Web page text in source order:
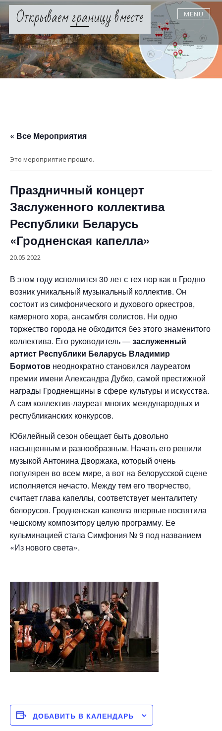
Skip
contentОткрываем границу вместе MENU
« Все Мероприятия
Это мероприятие прошло.
Праздничный концерт
Заслуженного коллектива
Республики Беларусь
«Гродненская капелла»
20.05.2022
В этом году исполнится 30 лет с тех пор как в Гродно
возник уникальный музыкальный коллектив. Он
состоит из симфонического и духового оркестров,
камерного хора, ансамбля солистов. Ни одно
торжество города не обходится без этого знаменитого
коллектива. Его руководитель —заслуженный
артист Республики Беларусь Владимир
Бормотов неоднократно становился лауреатом
премии имени Александра Дубко, самой престижной
награды Гродненщины в сфере культуры и искусства.
А сам коллектив-лауреат многих международных и
республиканских конкурсов.
Юбилейный сезон обещает быть довольно
насыщенным и разнообразным. Начать его решили
музыкой Антонина Дворжака, который очень
популярен во всем мире, а вот на белорусской сцене
исполняется нечасто. Между тем его творчество,
считает глава капеллы, соответствует менталитету
белорусов. Гродненская капелла впервые посвятила
чешскому композитору целую программу. Ее
кульминацией стала Симфония № 9 под названием
«Из нового света».
ДОБАВИТЬ В КАЛЕНДАРЬ